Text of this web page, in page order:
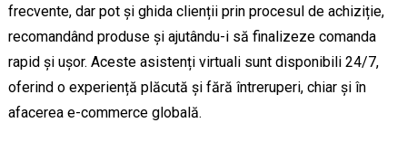
frecvente, dar pot și ghida clienții prin procesul de achiziție,
recomandând produse și ajutându-i să finalizeze comanda
rapid și ușor. Aceste asistenți virtuali sunt disponibili 24/7,
oferind o experiență plăcută și fără întreruperi, chiar și în
afacerea e-commerce globală.